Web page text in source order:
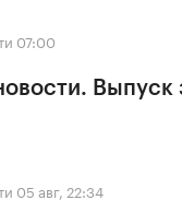
07:00
05 авг, 22:34